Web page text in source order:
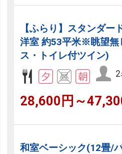
【ふらり】スタンダ
洋室 約53平米※眺望
ス・トイレ付ツイン)
2
28,600円～
和室ベーシック(12畳/